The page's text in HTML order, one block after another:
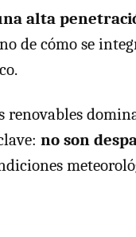
alta
de cómo se
renovables
no son